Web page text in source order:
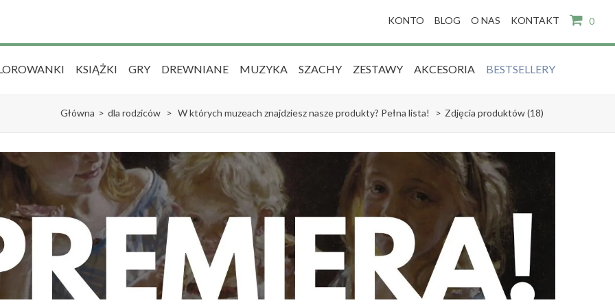
KONTO BLOG O NAS KONTAKT 0
KSIĄŻKI GRY DREWNIANE MUZYKA SZACHY ZESTAWY AKCESORIA BESTSELLERY
Główna > dla rodziców > W których muzeach znajdziesz nasze produkty? Pełna lista! > Zdjęcia produktów (18)